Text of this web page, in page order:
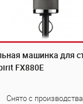
машинка для
FX880E
Снято с производства